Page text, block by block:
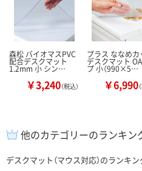
森松 バイオマスPVC
配合デスクマット
1.2mm 小 シン…
￥3,240（税込）
プラス ななめカ
デスクマット
プ 小（990×5…
￥6,990
他のカテゴリーのランキン
デスクマット（マウス対応）のランキン